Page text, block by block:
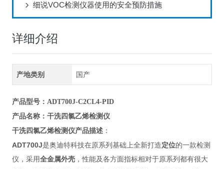
细说VOC检测仪器使用的安全预防措施
详细介绍
产地类别 国产
产品型号：ADT700J-C2CL4-PID
产品名称： 干洗四氯乙烯检测仪
干洗四氯乙烯检测仪产品描述：
ADT700J是奥迪特科技在原系列基础上全新打造定位的一款检测
仪，采用全金属外壳，性能及各方面指标相对于原系列都有很大